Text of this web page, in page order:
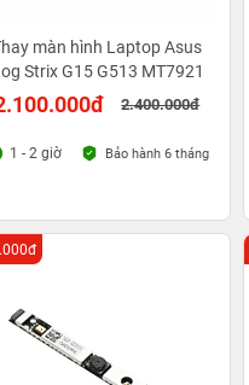
màn hình Laptop Asus
Strix G15 G513 MT7921
2.400.000đ
1 - 2 giờ Bảo hành 6 tháng